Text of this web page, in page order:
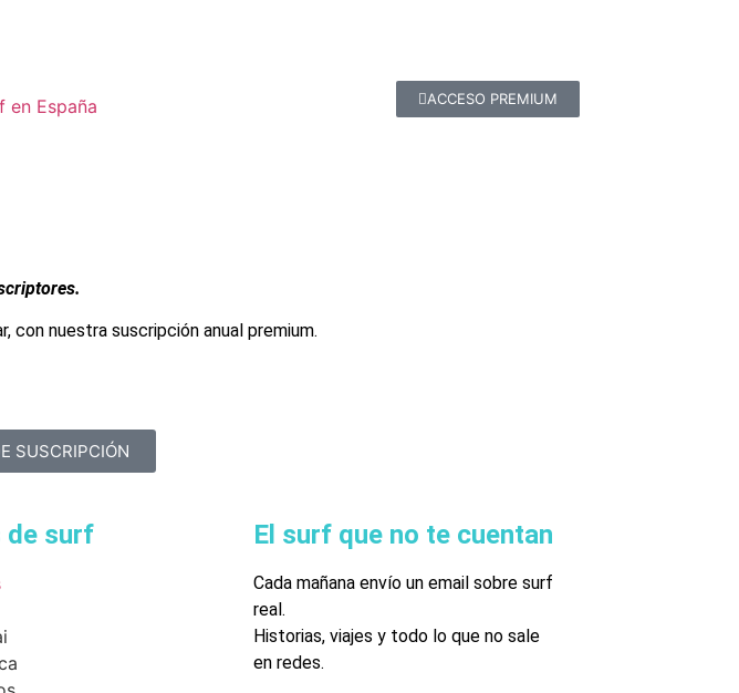
en España ACCESO PREMIUM
con nuestra suscripción anual premium.
SUSCRIPCIÓN
de surf El surf que no te cuentan
Cada mañana envío un email sobre surf
real.
Historias, viajes y todo lo que no sale
en redes.